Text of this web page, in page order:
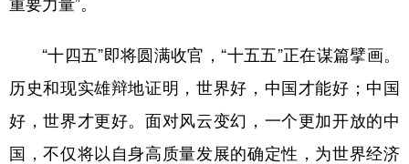
重要力量”。
“十四五”即将圆满收官，“十五五”正在谋篇擘画。
历史和现实雄辩地证明，世界好，中国才能好；中国
好，世界才更好。面对风云变幻，一个更加开放的中
国，不仅将以自身高质量发展的确定性，为世界经济